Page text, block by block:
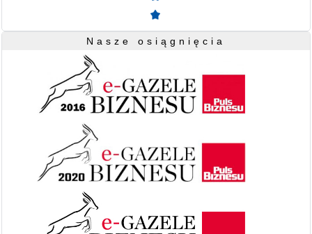
Nasze osiągnięcia